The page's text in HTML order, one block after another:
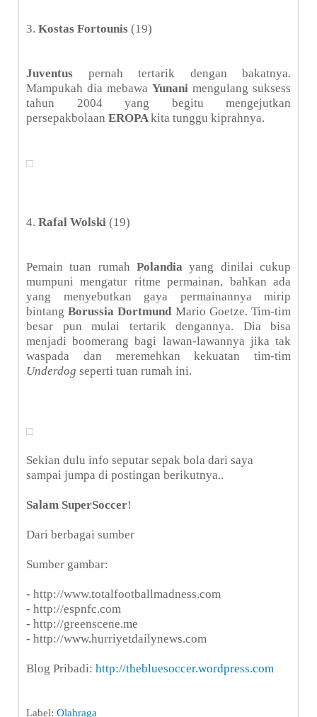
3. Kostas Fortounis (19)
Juventus pernah tertarik dengan bakatnya.
Mampukah dia mebawa Yunani mengulang suksess
tahun 2004 yang begitu mengejutkan
persepakbolaan EROPAkita tunggu kiprahnya.
4. Rafal Wolski (19)
Pemain tuan rumah Polandiayang dinilai cukup
mumpuni mengatur ritme permainan, bahkan ada
yang menyebutkan gaya permainannya mirip
bintangBorussia DortmundMario Goetze. Tim-tim
besar pun mulai tertarik dengannya. Dia bisa
menjadi boomerang bagi lawan-lawannya jika tak
waspada dan meremehkan kekuatan tim-tim
Underdog seperti tuan rumah ini.
Sekian dulu info seputar sepak bola dari saya
sampai jumpa di postingan berikutnya..
Salam SuperSoccer!
Dari berbagai sumber
Sumber gambar:
- http://www.totalfootballmadness.com
- http://espnfc.com
- http://greenscene.me
- http://www.hurriyetdailynews.com
Blog Pribadi: http://thebluesoccer.wordpress.com
Label: Olahraga